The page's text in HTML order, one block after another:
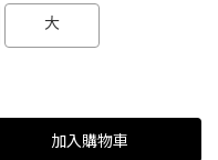
大
加入購物車